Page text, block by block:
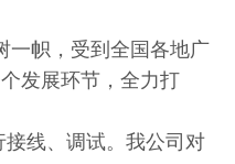
一帜，受到全国各地广
发展环节，全力打
线、调试。我公司对